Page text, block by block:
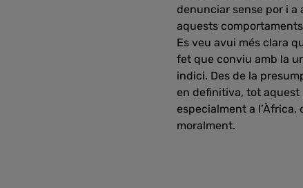
denunciar sense por i a
aquests comportaments
Es veu avui més clara
fet que conviu amb la
indici. Des de la
en definitiva, tot aquest
especialment a
moralment.